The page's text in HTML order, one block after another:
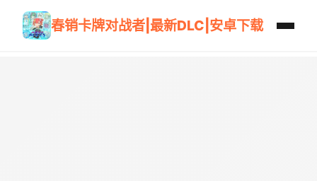
春销卡牌对战者|最新DLC|安卓下载